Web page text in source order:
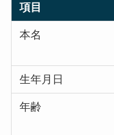
項目
本名
生年月日
年齢